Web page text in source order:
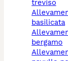
treviso
allevamento cani
basilicata
allevamento cani
bergamo
allevamento cani